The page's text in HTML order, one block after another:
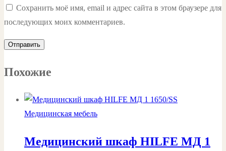
Сохранить моё имя, email и адрес сайта в этом браузере для
последующих моих комментариев.
Похожие
Медицинская мебель
Медицинский шкаф HILFE МД 1